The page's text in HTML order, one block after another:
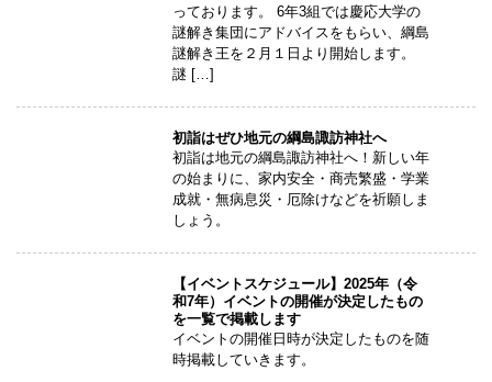
っております。 6年3組では慶応大学の
謎解き集団にアドバイスをもらい、綱島
謎解き王を２月１日より開始します。
謎 […]
初詣はぜひ地元の綱島諏訪神社へ
初詣は地元の綱島諏訪神社へ！新しい年
の始まりに、家内安全・商売繁盛・学業
成就・無病息災・厄除けなどを祈願しま
しょう。
【イベントスケジュール】2025年（令
和7年）イベントの開催が決定したもの
を一覧で掲載します
イベントの開催日時が決定したものを随
時掲載していきます。